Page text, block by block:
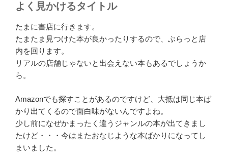
よく見かけるタイトル
たまに書店に行きます。
たまたま見つけた本が良かったりするので、ぶらっと店
内を回ります。
リアルの店舗じゃないと出会えない本もあるでしょうか
ら。
Amazonでも探すことがあるのですけど、大抵は同じ本ば
かり出てくるので面白味がないんですよね。
少し前になぜかまったく違うジャンルの本が出てきまし
たけど・・・今はまたおなじような本ばかりになってし
まいました。